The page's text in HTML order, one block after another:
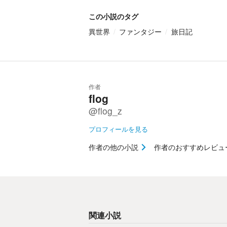
この小説のタグ
異世界
ファンタジー 旅日記
作者
flog
@flog_z
プロフィールを見る
作者の他の小説 作者のおすすめレビュ
関連小説